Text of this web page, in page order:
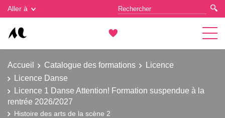
Aller à
Accueil Catalogue des formations
Licence
Licence Danse
Licence 1 Danse Attention! Formation suspendue à la
rentrée 2026/2027
Histoire des arts de la scène 2
Gestion des cookies